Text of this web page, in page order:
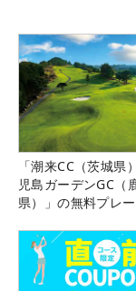
「潮来CC（茨城県
児島ガーデンGC（
県）」の無料プレ